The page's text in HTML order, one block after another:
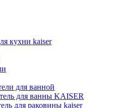
кухни kaiser
для ванной
для ванны KAISER
для раковины kaiser